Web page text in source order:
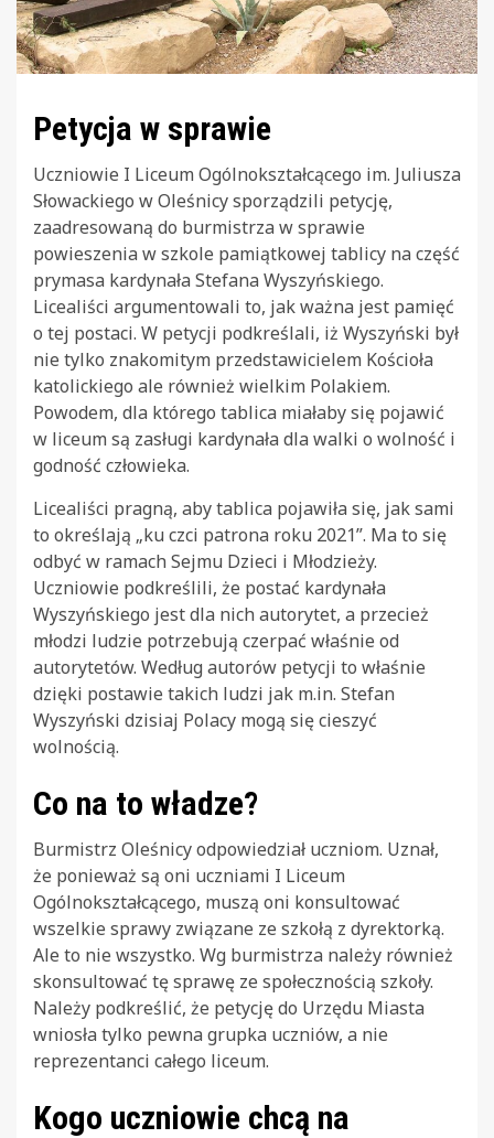
Petycja w sprawie
Uczniowie I Liceum Ogólnokształcącego im. Juliusza
Słowackiego w Oleśnicy sporządzili petycję,
zaadresowaną do burmistrza w sprawie
powieszenia w szkole pamiątkowej tablicy na część
prymasa kardynała Stefana Wyszyńskiego.
Licealiści argumentowali to, jak ważna jest pamięć
o tej postaci. W petycji podkreślali, iż Wyszyński był
nie tylko znakomitym przedstawicielem Kościoła
katolickiego ale również wielkim Polakiem.
Powodem, dla którego tablica miałaby się pojawić
w liceum są zasługi kardynała dla walki o wolność i
godność człowieka.
Licealiści pragną, aby tablica pojawiła się, jak sami
to określają „ku czci patrona roku 2021”. Ma to się
odbyć w ramach Sejmu Dzieci i Młodzieży.
Uczniowie podkreślili, że postać kardynała
Wyszyńskiego jest dla nich autorytet, a przecież
młodzi ludzie potrzebują czerpać właśnie od
autorytetów. Według autorów petycji to właśnie
dzięki postawie takich ludzi jak m.in. Stefan
Wyszyński dzisiaj Polacy mogą się cieszyć
wolnością.
Co na to władze?
Burmistrz Oleśnicy odpowiedział uczniom. Uznał,
że ponieważ są oni uczniami I Liceum
Ogólnokształcącego, muszą oni konsultować
wszelkie sprawy związane ze szkołą z dyrektorką.
Ale to nie wszystko. Wg burmistrza należy również
skonsultować tę sprawę ze społecznością szkoły.
Należy podkreślić, że petycję do Urzędu Miasta
wniosła tylko pewna grupka uczniów, a nie
reprezentanci całego liceum.
Kogo uczniowie chcą na